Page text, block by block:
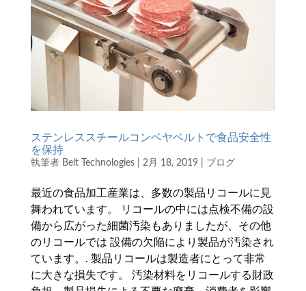
ステンレススチールコンベヤベルトで食品安全性
を保持
執筆者 Belt Technologies| 2月 18, 2019| ブログ
最近の食品加工産業は、多数の製品リコールに見
舞われています。 リコールの中には点検不備の設
備から広がった細菌汚染もありましたが、その他
のリコールでは 設備の欠陥により製品が汚染され
ています。. 製品リコールは製造者にとって非常
に大きな損失です。 汚染材料をリコールする財政